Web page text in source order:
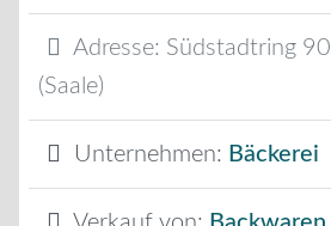
Adresse: Südstadtring 90
(Saale)
Unternehmen: Bäckerei